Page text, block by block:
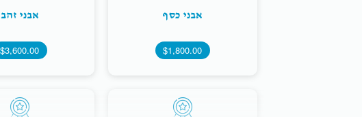
אבני כסף
$1,800.00
אבני זהב
$3,600.00